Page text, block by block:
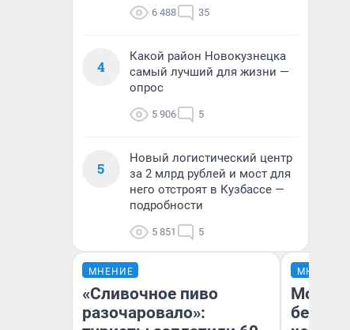
6 488 35
4
Какой район Новокузнецка
самый лучший для жизни —
опрос
5 906 5
5
Новый логистический центр
за 2 млрд рублей и мост для
него отстроят в Кузбассе —
подробности
5 851 5
МНЕНИЕ
«Сливочное пиво
разочаровало»:
МНЕНИЕ
Мой